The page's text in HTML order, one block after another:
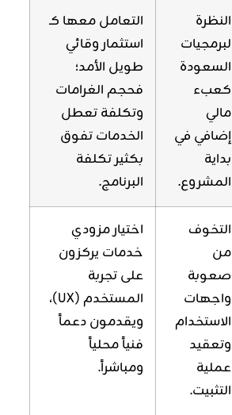
النظرة
لبرمجيات
السعودة
كعبء
مالي
إضافي في
بداية
المشروع.
التعامل معها كـ
استثمار وقائي
طويل الأمد؛
فحجم الغرامات
وتكلفة تعطل
الخدمات تفوق
بكثير تكلفة
البرنامج.
التخوف
من
صعوبة
واجهات
الاستخدام
وتعقيد
عملية
التثبيت.
اختيار مزودي
خدمات يركزون
على تجربة
المستخدم (UX)،
ويقدمون دعماً
فنياً محلياً
ومباشراً.